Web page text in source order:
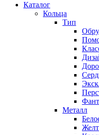
Каталог
Кольца
Тип
Металл